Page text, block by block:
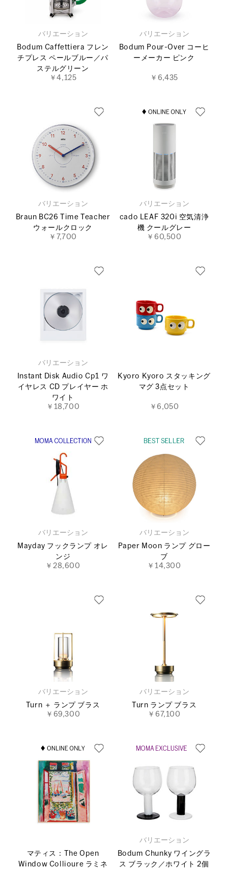
バリエーション
Bodum Caffettiera フレン
チプレス ペールブルー／パ
ステルグリーン
￥4,125
バリエーション
Bodum Pour-Over コーヒ
ーメーカー ピンク
￥6,435
バリエーション
Braun BC26 Time Teacher
ウォールクロック
￥7,700
バリエーション
cado LEAF 320i 空気清浄
機 クールグレー
￥60,500
バリエーション
Instant Disk Audio Cp1 ワ
イヤレス CD プレイヤー ホ
ワイト
￥18,700
Kyoro Kyoro スタッキング
マグ 3点セット
￥6,050
バリエーション
Mayday フックランプ オレ
ンジ
￥28,600
バリエーション
Paper Moon ランプ グロー
ブ
￥14,300
バリエーション
Turn ＋ ランプ ブラス
￥69,300
バリエーション
Turn ランプ ブラス
￥67,100
マティス：The Open
Window Collioure ラミネ
バリエーション
Bodum Chunky ワイングラ
ス ブラック／ホワイト 2個